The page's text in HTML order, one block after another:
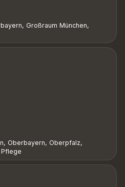
Großraum München,
Oberbayern, Oberpfalz,